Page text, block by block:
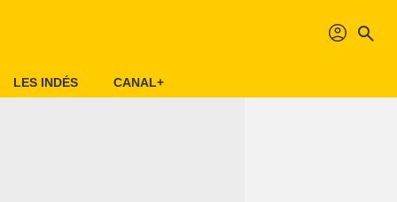
profil search
LES INDÉS CANAL+